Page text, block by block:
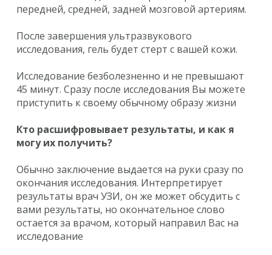
передней, средней, задней мозговой артериям.
После завершения ультразвукового
исследования, гель будет стерт с вашей кожи.
Исследование безболезненно и не превышают
45 минут. Сразу после исследования Вы можете
приступить к своему обычному образу жизни
Кто расшифровывает результаты, и как я
могу их получить?
Обычно заключение выдается на руки сразу по
окончания исследования. Интерпретирует
результаты врач УЗИ, он же может обсудить с
вами результаты, но окончательное слово
остается за врачом, который направил Вас на
исследование